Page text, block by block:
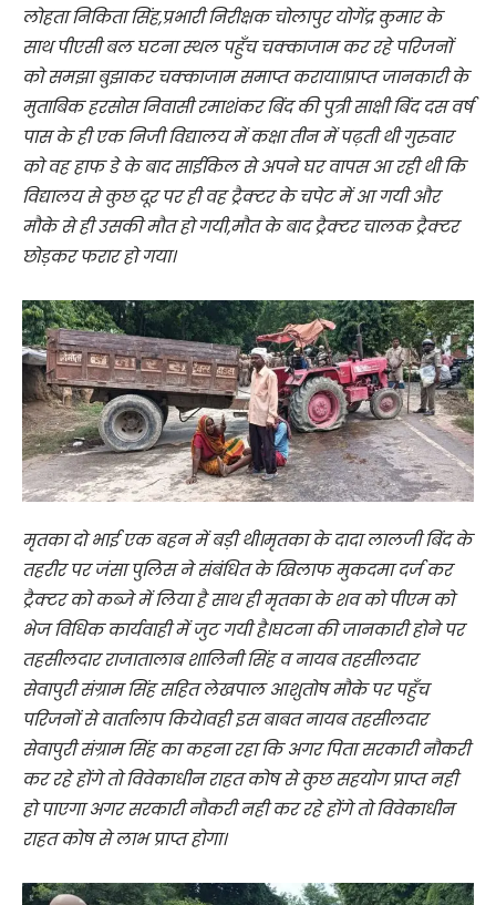
लोहता निकिता सिंह,प्रभारी निरीक्षक चोलापुर योगेंद्र कुमार के
साथ पीएसी बल घटना स्थल पहुँच चक्काजाम कर रहे परिजनों
को समझा बुझाकर चक्काजाम समाप्त कराया।प्राप्त जानकारी के
मुताबिक हरसोस निवासी रमाशंकर बिंद की पुत्री साक्षी बिंद दस वर्ष
पास के ही एक निजी विद्यालय में कक्षा तीन में पढ़ती थी गुरुवार
को वह हाफ डे के बाद साईकिल से अपने घर वापस आ रही थी कि
विद्यालय से कुछ दूर पर ही वह ट्रैक्टर के चपेट में आ गयी और
मौके से ही उसकी मौत हो गयी,मौत के बाद ट्रैक्टर चालक ट्रैक्टर
छोड़कर फरार हो गया।
मृतका दो भाई एक बहन में बड़ी थी।मृतका के दादा लालजी बिंद के
तहरीर पर जंसा पुलिस ने संबंधित के खिलाफ मुकदमा दर्ज कर
ट्रैक्टर को कब्जे में लिया है साथ ही मृतका के शव को पीएम को
भेज विधिक कार्यवाही में जुट गयी है।घटना की जानकारी होने पर
तहसीलदार राजातालाब शालिनी सिंह व नायब तहसीलदार
सेवापुरी संग्राम सिंह सहित लेखपाल आशुतोष मौके पर पहुँच
परिजनों से वार्तालाप किये।वही इस बाबत नायब तहसीलदार
सेवापुरी संग्राम सिंह का कहना रहा कि अगर पिता सरकारी नौकरी
कर रहे होंगे तो विवेकाधीन राहत कोष से कुछ सहयोग प्राप्त नही
हो पाएगा अगर सरकारी नौकरी नही कर रहे होंगे तो विवेकाधीन
राहत कोष से लाभ प्राप्त होगा।